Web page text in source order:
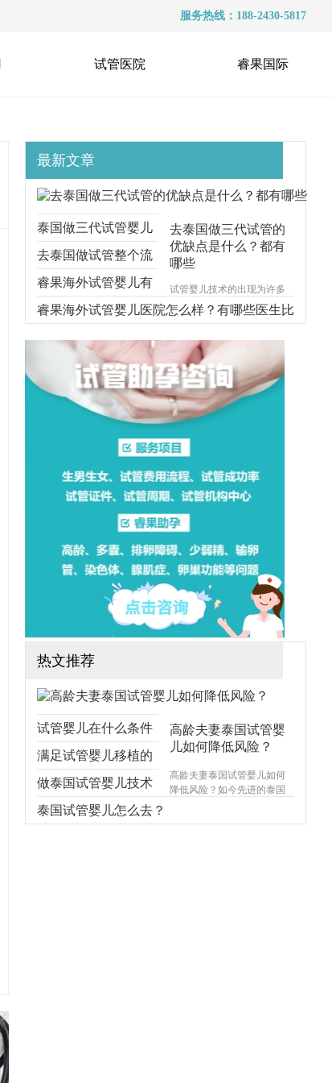
服务热线：188-2430-5817
试管医院 睿果国际
最新文章
去泰国做三代试管的
优缺点是什么？都有
哪些
试管婴儿技术的出现为许多
不孕不育的夫妇带来了福
音，而泰国作为全球试管婴
一，吸引了众多海外患者前
往就医。那么泰国试管婴儿
的优势和缺点都有哪些？
泰国做三代试管婴儿
要注意什么？适应的
条件是什么？
去泰国做试管整个流
程需要多久？听听过
来人怎么说
睿果海外试管婴儿有
什么攻略？附时间及
流程详解！
睿果海外试管婴儿医院怎么样？有哪些医生比
较出名？
热文推荐
高龄夫妻泰国试管婴
儿如何降低风险？
高龄夫妻泰国试管婴儿如何
降低风险？如今先进的泰国
试管婴儿在什么条件
下一次成功？
满足试管婴儿移植的
内膜条件有哪些？
做泰国试管婴儿技术
要准备多久？注意事
泰国试管婴儿怎么去？